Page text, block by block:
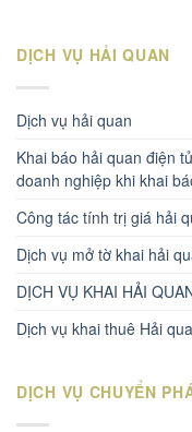
DỊCH VỤ HẢI QUAN
Dịch vụ hải quan
Khai báo hải quan điện
doanh nghiệp khi khai
Công tác tính trị giá hải
Dịch vụ mở tờ khai hải
DỊCH VỤ KHAI HẢI
Dịch vụ khai thuê Hải
DỊCH VỤ CHUYỂN